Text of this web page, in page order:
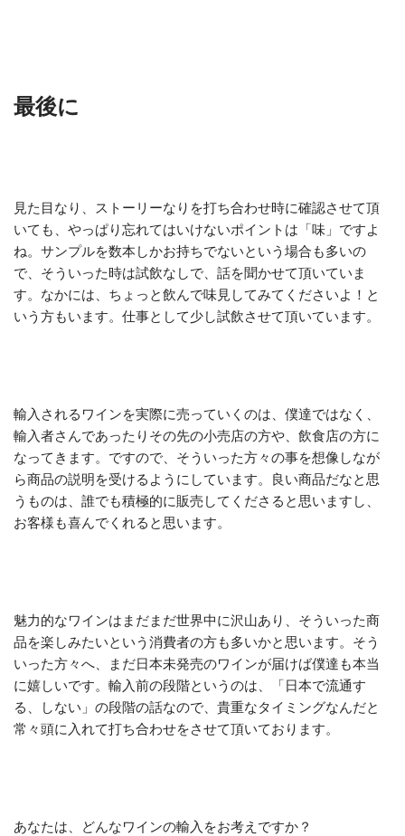
最後に
見た目なり、ストーリーなりを打ち合わせ時に確認させて頂
いても、やっぱり忘れてはいけないポイントは「味」ですよ
ね。サンプルを数本しかお持ちでないという場合も多いの
で、そういった時は試飲なしで、話を聞かせて頂いていま
す。なかには、ちょっと飲んで味見してみてくださいよ！と
いう方もいます。仕事として少し試飲させて頂いています。
輸入されるワインを実際に売っていくのは、僕達ではなく、
輸入者さんであったりその先の小売店の方や、飲食店の方に
なってきます。ですので、そういった方々の事を想像しなが
ら商品の説明を受けるようにしています。良い商品だなと思
うものは、誰でも積極的に販売してくださると思いますし、
お客様も喜んでくれると思います。
魅力的なワインはまだまだ世界中に沢山あり、そういった商
品を楽しみたいという消費者の方も多いかと思います。そう
いった方々へ、まだ日本未発売のワインが届けば僕達も本当
に嬉しいです。輸入前の段階というのは、「日本で流通す
る、しない」の段階の話なので、貴重なタイミングなんだと
常々頭に入れて打ち合わせをさせて頂いております。
あなたは、どんなワインの輸入をお考えですか？